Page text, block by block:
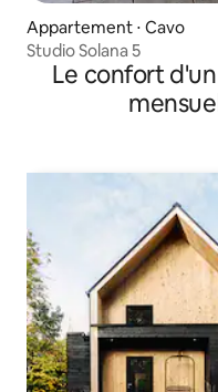
Appartement ⋅ Cavo
Studio Solana 5
Le confort